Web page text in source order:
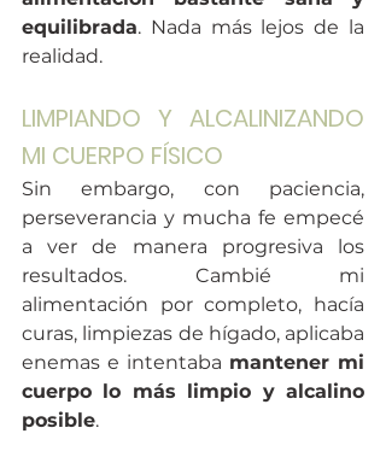
equilibrada. Nada más lejos de la
realidad.
LIMPIANDO Y ALCALINIZANDO
MI CUERPO FÍSICO
Sin embargo, con paciencia,
perseverancia y mucha fe empecé
a ver de manera progresiva los
resultados. Cambié mi
alimentación por completo, hacía
curas, limpiezas de hígado, aplicaba
enemas e intentaba mantener mi
cuerpo lo más limpio y alcalino
posible.